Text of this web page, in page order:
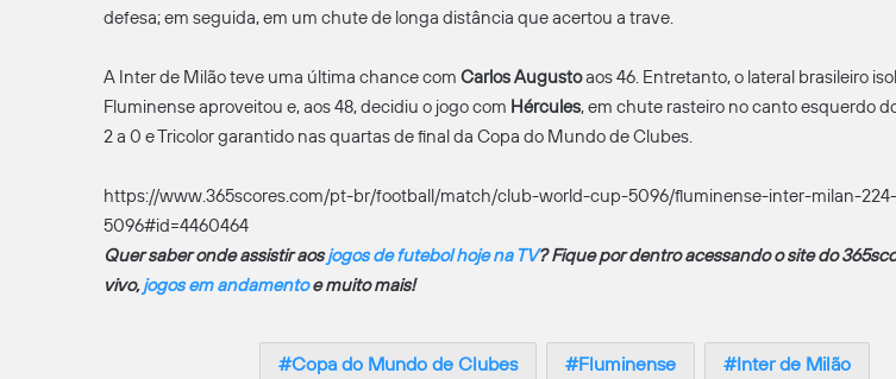
defesa; em seguida, em um chute de longa distância que acertou a trave.
A Inter de Milão teve uma última chance com Carlos Augustoaos 46. Entretanto, o lateral brasileiro
Fluminense aproveitou e, aos 48, decidiu o jogo com Hércules, em chute rasteiro no canto esquerdo
2 a 0 e Tricolor garantido nas quartas de final da Copa do Mundo de Clubes.
https://www.365scores.com/pt-br/football/match/club-world-cup-5096/fluminense-inter-milan-224-
5096#id=4460464
Quer saber onde assistir aosjogos de futebol hoje na TV? Fique por dentro acessando o site do
vivo,jogos em andamentoe muito mais!
Copa do Mundo de Clubes Fluminense Inter de Milão